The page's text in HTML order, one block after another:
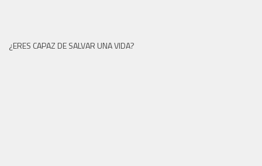
¿ERES CAPAZ DE SALVAR UNA VIDA?